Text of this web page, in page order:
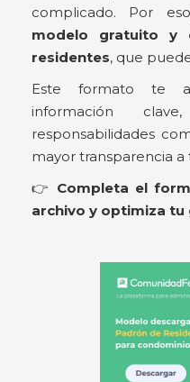
complicado. Por
modelo gratuito y
residentes, que
Este formato te
información
responsabilidades
mayor transparencia a
👉 Completa el
archivo y optimiza tu